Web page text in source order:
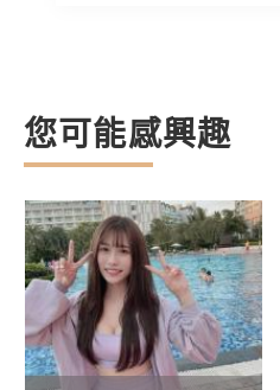
您可能感興趣